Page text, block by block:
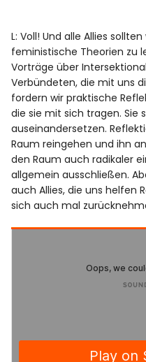
L: Voll! Und alle Allies
feministische Theorien zu
Vorträge über
Verbündeten, die mit uns
fordern wir praktische
die sie mit sich tragen. Sie
auseinandersetzen.
Raum reingehen und ihn
den Raum auch radikaler
allgemein ausschließen.
auch Allies, die uns helfen
sich auch mal